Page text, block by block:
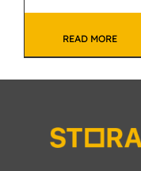
READ MORE